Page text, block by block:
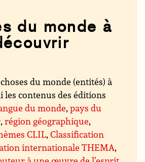
du monde à
du monde (entités) à
contenus des éditions
du monde,pays du
,région géographique,
CLIL,Classification
internationale THEMA,